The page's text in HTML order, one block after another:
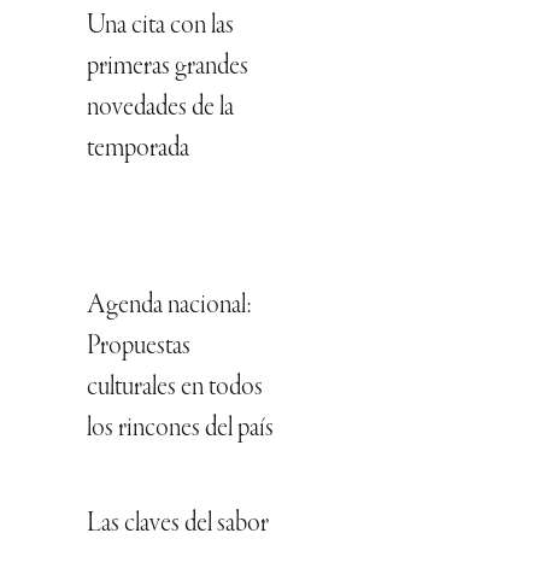
Una cita con las
primeras grandes
novedades de la
temporada
Agenda nacional:
Propuestas
culturales en todos
los rincones del país
Las claves del sabor